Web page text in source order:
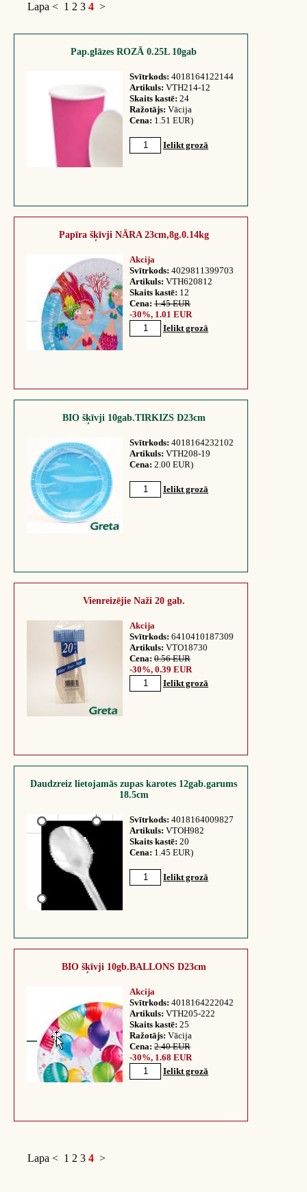
Lapa < 1 2 3 4 >
Pap.glāzes ROZĀ 0.25L 10gab
Svītrkods: 4018164122144
Artikuls: VTH214-12
Skaits kastē: 24
Ražotājs: Vācija
Cena: 1.51 EUR)
Ielikt grozā
Papīra šķīvji NĀRA 23cm,8g.0.14kg
Akcija
Svītrkods: 4029811399703
Artikuls: VTH620812
Skaits kastē: 12
Cena: 1.45 EUR
-30%, 1.01 EUR
Ielikt grozā
BIO šķīvji 10gab.TIRKIZS D23cm
Svītrkods: 4018164232102
Artikuls: VTH208-19
Cena: 2.00 EUR)
Ielikt grozā
Vienreizējie Naži 20 gab.
Akcija
Svītrkods: 6410410187309
Artikuls: VTO18730
Cena: 0.56 EUR
-30%, 0.39 EUR
Ielikt grozā
Daudzreiz lietojamās zupas karotes 12gab.garums
18.5cm
Svītrkods: 4018164009827
Artikuls: VTOH982
Skaits kastē: 20
Cena: 1.45 EUR)
Ielikt grozā
BIO šķīvji 10gb.BALLONS D23cm
Akcija
Svītrkods: 4018164222042
Artikuls: VTH205-222
Skaits kastē: 25
Ražotājs: Vācija
Cena: 2.40 EUR
-30%, 1.68 EUR
Ielikt grozā
Lapa < 1 2 3 4 >